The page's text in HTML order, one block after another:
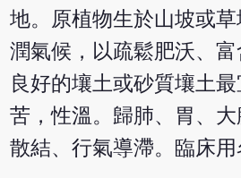
地。原植物生於山坡或
潤氣候，以疏鬆肥沃、
良好的壤土或砂質壤土最
苦，性溫。歸肺、胃、
散結、行氣導滯。臨床用